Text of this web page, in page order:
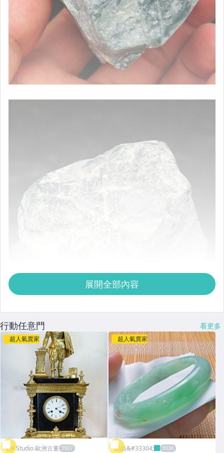
展開全部內容
行動任意門 看更多
超人氣賣家
ZH Studio 歐洲古董
超人氣賣家
昕品&#33304;